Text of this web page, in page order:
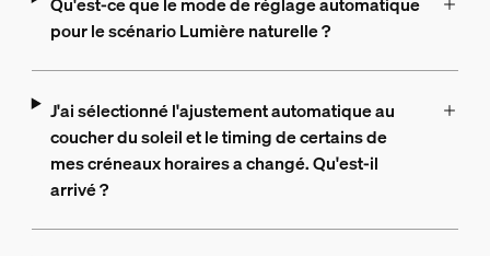
Qu'est-ce que le mode de réglage automatique
pour le scénario Lumière naturelle ?
J'ai sélectionné l'ajustement automatique au
coucher du soleil et le timing de certains de
mes créneaux horaires a changé. Qu'est-il
arrivé ?